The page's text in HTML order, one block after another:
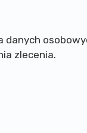
zlecenia.